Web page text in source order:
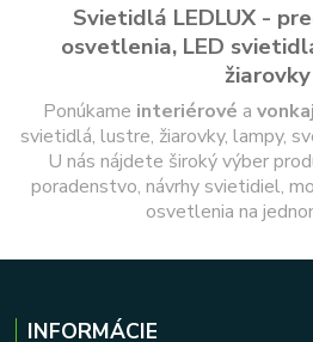
Svietidlá LEDLUX -
osvetlenia, LED
žiarovky
Ponúkame interiérové a
svietidlá, lustre, žiarovky, lampy,
U nás nájdete široký výber
poradenstvo, návrhy svietidiel,
osvetlenia na
INFORMÁCIE